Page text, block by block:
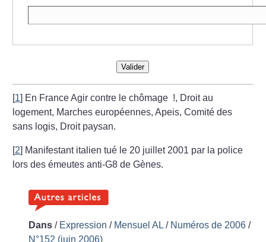
Valider
[1] En France Agir contre le chômage !, Droit au
logement, Marches européennes, Apeis, Comité des
sans logis, Droit paysan.
[2] Manifestant italien tué le 20 juillet 2001 par la police
lors des émeutes anti-G8 de Gènes.
Dans / Expression / Mensuel AL / Numéros de 2006 /
N°152 (juin 2006)